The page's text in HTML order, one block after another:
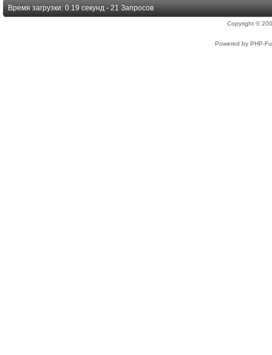
Время загрузки: 0.19 секунд - 21 Запросов
Copyright ©
Powered by PHP-